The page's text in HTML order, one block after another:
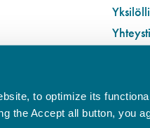
to optimize its
the Accept all button, you